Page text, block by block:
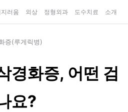
지러움 외상 정형외과 도수치료 소개
증(루게릭병)
경화증, 어떤 검
요?